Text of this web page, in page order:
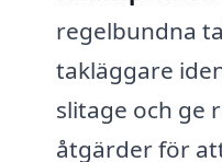
regelbundna
takläggare
slitage och ge
åtgärder för